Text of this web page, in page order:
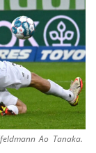
Ao Tanaka.